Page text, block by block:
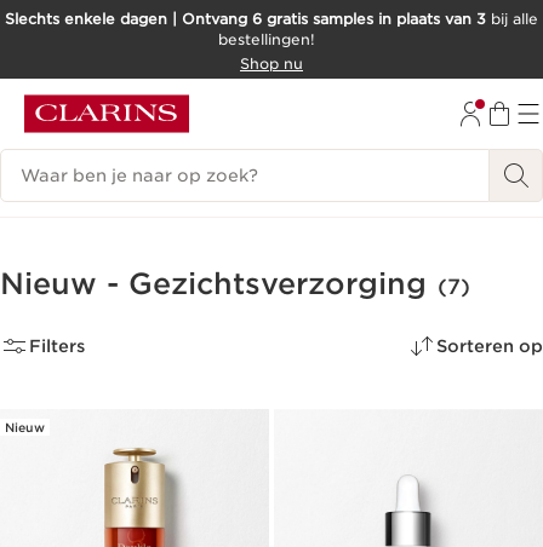
DOORGAAN NAAR INHOUD
Slechts enkele dagen | Ontvang 6 gratis samples in plaats van 3 bij alle
bestellingen!
Shop nu
Zoekgeschiedenis
Nieuw - Gezichtsverzorging (7)
Filters Sorteren op
Nieuw